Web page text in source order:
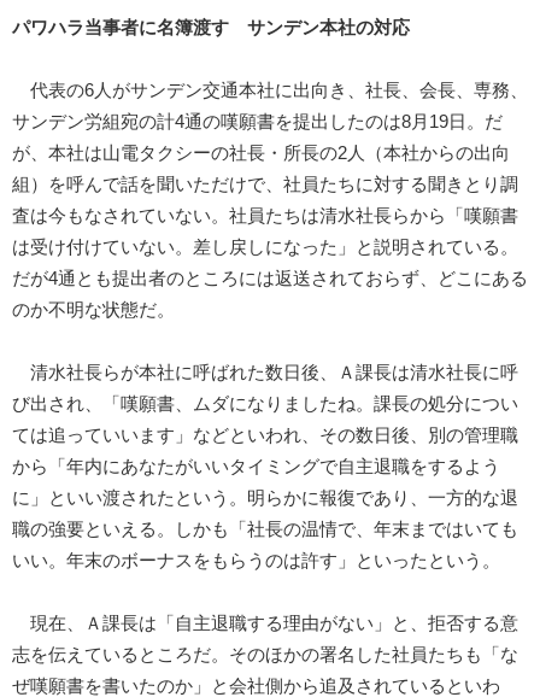
パワハラ当事者に名簿渡す サンデン本社の対応
代表の6人がサンデン交通本社に出向き、社長、会長、専務、
サンデン労組宛の計4通の嘆願書を提出したのは8月19日。だ
が、本社は山電タクシーの社長・所長の2人（本社からの出向
組）を呼んで話を聞いただけで、社員たちに対する聞きとり調
査は今もなされていない。社員たちは清水社長らから「嘆願書
は受け付けていない。差し戻しになった」と説明されている。
だが4通とも提出者のところには返送されておらず、どこにある
のか不明な状態だ。
清水社長らが本社に呼ばれた数日後、Ａ課長は清水社長に呼
び出され、「嘆願書、ムダになりましたね。課長の処分につい
ては追っていいます」などといわれ、その数日後、別の管理職
から「年内にあなたがいいタイミングで自主退職をするよう
に」といい渡されたという。明らかに報復であり、一方的な退
職の強要といえる。しかも「社長の温情で、年末まではいても
いい。年末のボーナスをもらうのは許す」といったという。
現在、Ａ課長は「自主退職する理由がない」と、拒否する意
志を伝えているところだ。そのほかの署名した社員たちも「な
ぜ嘆願書を書いたのか」と会社側から追及されているといわ